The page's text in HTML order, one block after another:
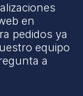
en
pedidos ya
equipo
a